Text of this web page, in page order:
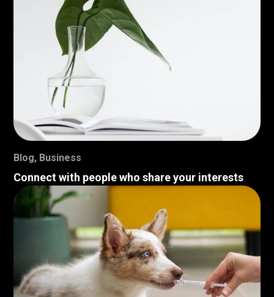
Blog, Business
Connect with people who share your interests